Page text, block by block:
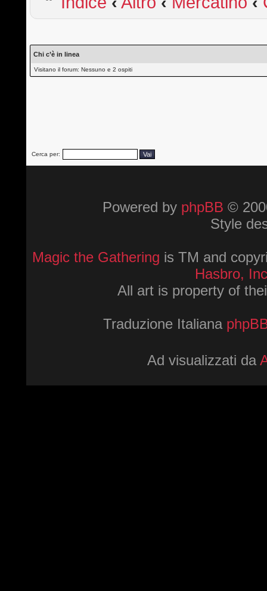
Chi c’è in linea
Visitano il forum: Nessuno e 2 ospiti
Cerca per:
Powered by phpBB ©
Style
Magic the Gathering is TM and
Hasbro,
All art is property of
Traduzione Italiana
Ad visualizzati da